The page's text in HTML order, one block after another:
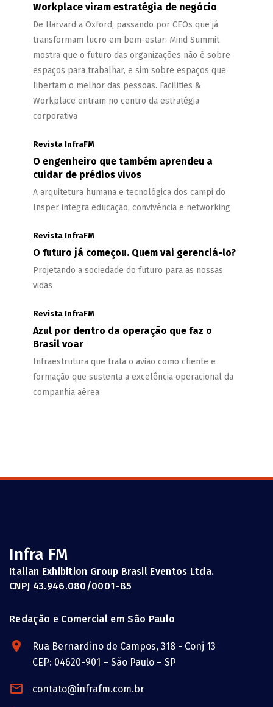
Workplace viram estratégia de negócio
De Harvard a Oxford, passando por CEOs que já
transformam lucro em bem-estar: Mind Summit
mostra que o futuro das organizações não é sobre
espaços para trabalhar, e sim sobre espaços que
libertam o melhor das pessoas. Facilities &
Workplace entram no centro da estratégia
corporativa
Revista InfraFM
O engenheiro que também aprendeu a
cuidar de prédios vivos
A arquitetura humana e tecnológica dos campi do
Insper integra educação, convivência e networking
Revista InfraFM
O futuro já começou. Quem vai gerenciá-lo?
Projetando a sociedade do futuro para as nossas
vidas
Revista InfraFM
Azul por dentro da operação que faz o
Brasil voar
Infraestrutura que trata o avião como cliente e
formação que sustenta a excelência operacional da
companhia aérea
Infra FM
Italian Exhibition Group Brasil Eventos Ltda.
CNPJ 43.946.080/0001-85
Redação e Comercial em São Paulo
Rua Bernardino de Campos, 318 - Conj 13
CEP: 04620-901 – São Paulo – SP
contato@infrafm.com.br